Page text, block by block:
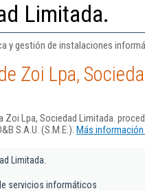
Limitada.
y gestión de instalaciones
Zoi Lpa,
Lpa, Sociedad Limitada.
S.A.U. (S.M.E.). Más información
Limitada.
servicios informáticos